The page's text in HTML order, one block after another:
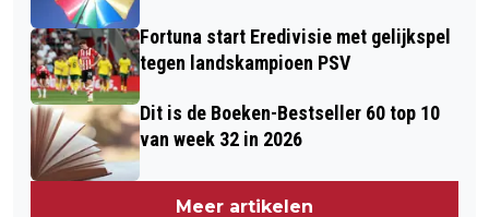
Fortuna start Eredivisie met gelijkspel
tegen landskampioen PSV
Dit is de Boeken-Bestseller 60 top 10
van week 32 in 2026
Meer artikelen